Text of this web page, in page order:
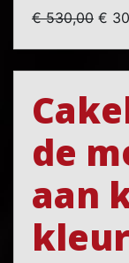
€ 530,00 €
de
aan